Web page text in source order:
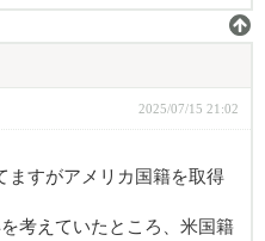
2025/07/15 21:02
ますがアメリカ国籍を取得
考えていたところ、米国籍